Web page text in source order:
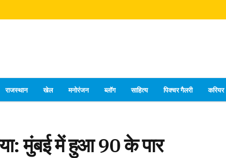
राजस्थान खेल मनोरंजन ब्लॉग साहित्य पिक्चर गैलरी करियर
मुंबई में हुआ 90 के पार